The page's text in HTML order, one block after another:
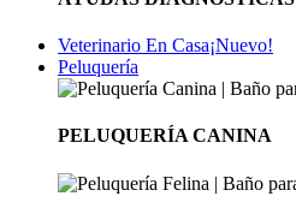
Veterinario En Casa¡Nuevo!
Peluquería
PELUQUERÍA CANINA